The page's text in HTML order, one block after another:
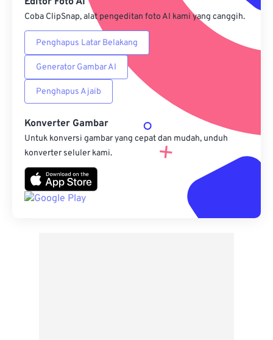
Coba ClipSnap, alat pengeditan foto AI kami yang canggih.
Penghapus Latar Belakang
Generator Gambar AI
Penghapus Ajaib
Konverter Gambar
Untuk konversi gambar yang cepat dan mudah, unduh
konverter seluler kami.